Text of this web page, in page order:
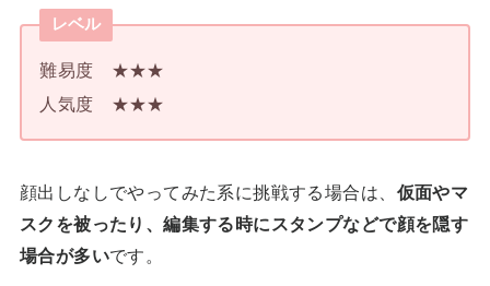
レベル
難易度 ★★★
人気度 ★★★
顔出しなしでやってみた系に挑戦する場合は、 仮面やマ
スクを被ったり、編集する時にスタンプなどで顔を隠す
場合が多いです。